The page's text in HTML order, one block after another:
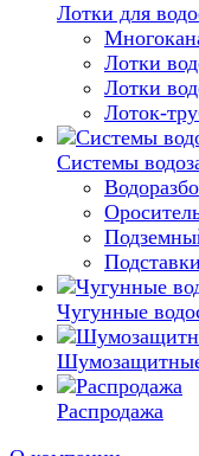
Лотки для
Лотки
Лотки
Лоток-
Системы
Чугунные
Распродажа